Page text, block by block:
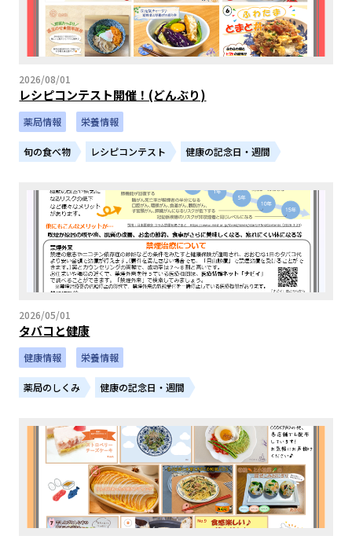
2026/08/01
レシピコンテスト開催！(どんぶり)
薬局情報 栄養情報
旬の食べ物 レシピコンテスト 健康の記念日・週間
2026/05/01
タバコと健康
健康情報 栄養情報
薬局のしくみ 健康の記念日・週間